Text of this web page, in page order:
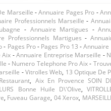
Marseille -Annuaire Pages Pro -
Professionnels Marseille -
- Annuaire Martigues -
Professionnels Martigues -
- Pages Pro- Pages Pro 13 -Annuaire
Aix -Annuaire Entreprise Marseille -
- Numero Telephone Pro Aix-
-Vitrolles Web, 13 Optique De
, Aix En Provence SOIN
LURS Bonne Huile D\'olive,
, Fuveau Garage, 04 Xerox,